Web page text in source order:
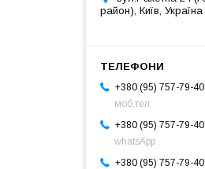
район), Київ, Україна
+380 (95) 757-79-40
моб.тел
+380 (95) 757-79-40
whatsApp
+380 (95) 757-79-40